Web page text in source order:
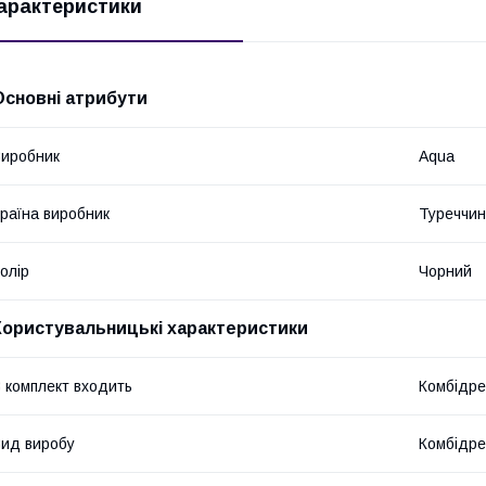
атрибути
Aqua
виробник
Чорний
характеристики
комплект входить
виробу